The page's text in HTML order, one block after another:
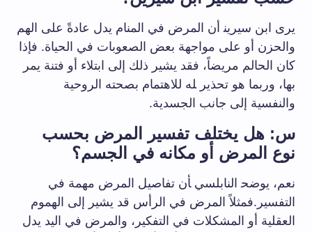
يرى ابن سيرين‍ أن المرض في المنام يدل عادةً على الهم
والحزن أو على مواجهة بعض ⁣الصعوبات في‌ الحياة. فإذا
كان الحالم ⁣مريضاً، فقد​ يشير⁢ ذلك إلى ⁣ابتلاء أو ⁢فتنة يمر
بها،​ وربما هو تحذير ‍له ⁣للاهتمام بصحته الروحية
والنفسية إلى جانب الجسدية.
س: هل يختلف تفسير المرض بحسب‌
نوع المرض أو مكانه في​ الجسم؟
نعم، يوضح‍ النابلسي ‍أن ‌تفاصيل المرض مهمة في
التفسير.فمثلاً المرض في الرأس قد يشير إلى الهموم
العقلية أو المشكلات في ⁢التفكير، والمرض ​في اليد يدل